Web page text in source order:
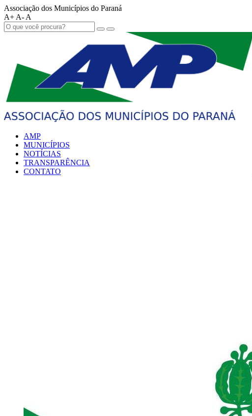
Associação dos Municípios do Paraná
A+ A- A
AMP
MUNICÍPIOS
NOTÍCIAS
TRANSPARÊNCIA
CONTATO